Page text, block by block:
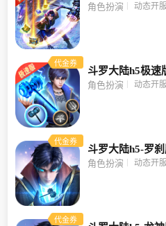
角色扮演 动态开服
代金券
斗罗大陆h5极速
角色扮演 动态开服
代金券
斗罗大陆h5-罗
角色扮演 动态开服
代金券